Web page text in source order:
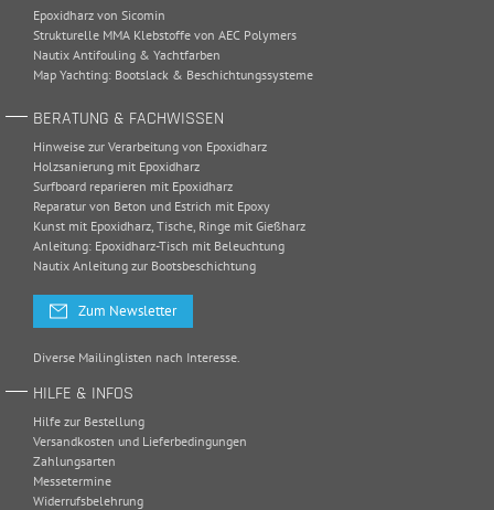
Epoxidharz von Sicomin
Strukturelle MMA Klebstoffe von AEC Polymers
Nautix Antifouling & Yachtfarben
Map Yachting: Bootslack & Beschichtungssysteme
BERATUNG & FACHWISSEN
Hinweise zur Verarbeitung von Epoxidharz
Holzsanierung mit Epoxidharz
Surfboard reparieren mit Epoxidharz
Reparatur von Beton und Estrich mit Epoxy
Kunst mit Epoxidharz, Tische, Ringe mit Gießharz
Anleitung: Epoxidharz-Tisch mit Beleuchtung
Nautix Anleitung zur Bootsbeschichtung
Zum Newsletter
Diverse Mailinglisten nach Interesse.
HILFE & INFOS
Hilfe zur Bestellung
Versandkosten und Lieferbedingungen
Zahlungsarten
Messetermine
Widerrufsbelehrung